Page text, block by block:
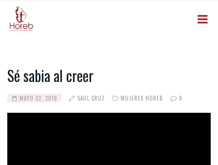
Sé sabia al creer
MAYO 22, 2018 SAUL CRUZ MUJERES HOREB 0